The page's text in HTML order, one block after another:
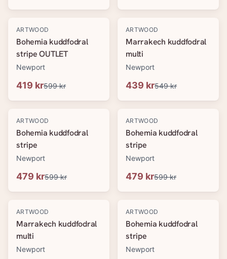
-30%
ARTWOOD
Bohemia kuddfodral
stripe OUTLET
Newport
419 kr599 kr
-20%
ARTWOOD
Marrakech kuddfodral
multi
Newport
439 kr549 kr
-20%
ARTWOOD
Bohemia kuddfodral
stripe
Newport
479 kr599 kr
-20%
ARTWOOD
Bohemia kuddfodral
stripe
Newport
479 kr599 kr
-20%
ARTWOOD
Marrakech kuddfodral
multi
Newport
-20%
ARTWOOD
Bohemia kuddfodral
stripe
Newport